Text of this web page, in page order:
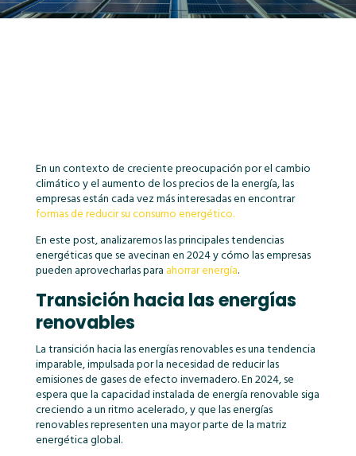
En un contexto de creciente preocupación por el cambio
climático y el aumento de los precios de la energía, las
empresas están cada vez más interesadas en encontrar
formas de reducir su consumo energético.
En este post, analizaremos las principales tendencias
energéticas que se avecinan en 2024 y cómo las empresas
pueden aprovecharlas para ahorrar energía.
Transición hacia las energías
renovables
La transición hacia las energías renovables es una tendencia
imparable, impulsada por la necesidad de reducir las
emisiones de gases de efecto invernadero. En 2024, se
espera que la capacidad instalada de energía renovable siga
creciendo a un ritmo acelerado, y que las energías
renovables representen una mayor parte de la matriz
energética global.